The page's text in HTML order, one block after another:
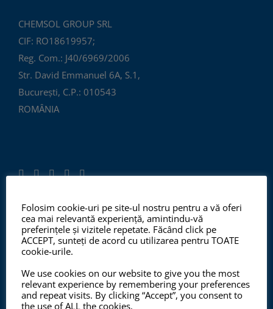
CHEMSOL GROUP SRL
CIF: RO18619957;
Reg. Com.: J40/6969/2006
Str. David Emmanuel 6A, S.1,
București, C.P.: 010543
ROMÂNIA
ISO 9001:2015, ISO 14001:2015
Începând cu anul 2012, ChemSol Group deține
Certificatul Sistemului de Management al Calității
Folosim cookie-uri pe site-ul nostru pentru a vă oferi
cea mai relevantă experiență, amintindu-vă
preferințele și vizitele repetate. Făcând click pe
ACCEPT, sunteți de acord cu utilizarea pentru TOATE
cookie-urile.
We use cookies on our website to give you the most
relevant experience by remembering your preferences
and repeat visits. By clicking “Accept”, you consent to
the use of ALL the cookies.